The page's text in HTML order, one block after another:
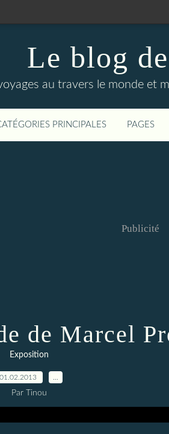
Le blog
au travers le monde et
PRINCIPALES PAGES
Publicité
de Marcel
Exposition
01.02.2013
Par Tinou